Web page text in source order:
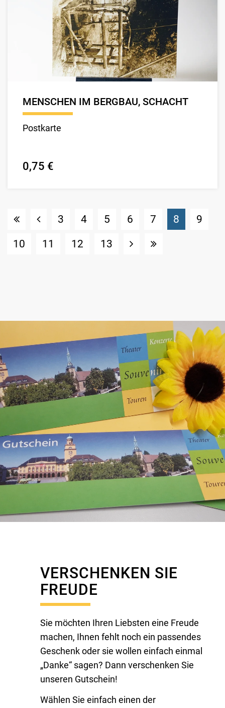
MENSCHEN IM BERGBAU, SCHACHT
Postkarte
0,75 €
3 4 5 6 7 8
9
10
11 12 13
VERSCHENKEN SIE
FREUDE
Sie möchten Ihren Liebsten eine Freude
machen, Ihnen fehlt noch ein passendes
Geschenk oder sie wollen einfach einmal
„Danke“ sagen? Dann verschenken Sie
unseren Gutschein!
Wählen Sie einfach einen der